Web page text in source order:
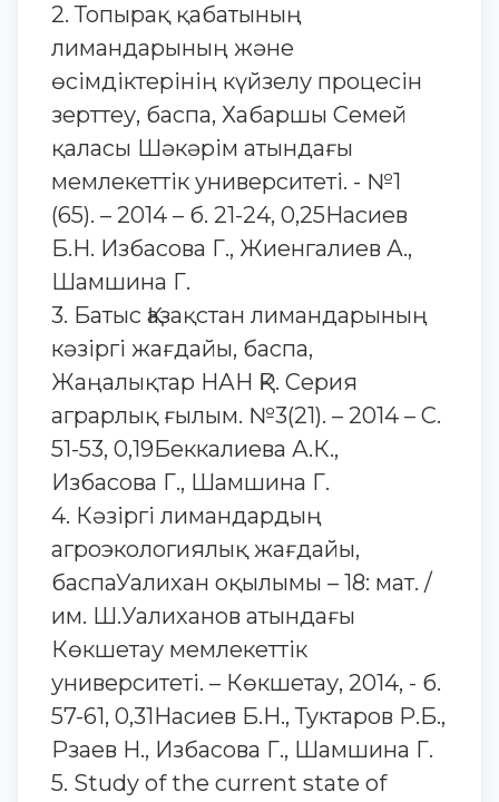
2. Топырақ қабатының
лимандарының және
өсімдіктерінің күйзелу процесін
зерттеу, баспа, Хабаршы Семей
қаласы Шәкәрім атындағы
мемлекеттік университеті. - №1
(65). – 2014 – б. 21-24, 0,25Насиев
Б.Н. Избасова Г., Жиенгалиев А.,
Шамшина Г.
3. Батыс Қазақстан лимандарының
кәзіргі жағдайы, баспа,
Жаңалықтар НАН ҚР. Серия
аграрлық ғылым. №3(21). – 2014 – С.
51-53, 0,19Беккалиева А.К.,
Избасова Г., Шамшина Г.
4. Кәзіргі лимандардың
агроэкологиялық жағдайы,
баспаУалихан оқылымы – 18: мат. /
им. Ш.Уалиханов атындағы
Көкшетау мемлекеттік
университеті. – Көкшетау, 2014, - б.
57-61, 0,31Насиев Б.Н., Туктаров Р.Б.,
Рзаев Н., Избасова Г., Шамшина Г.
5. Study of the current state of